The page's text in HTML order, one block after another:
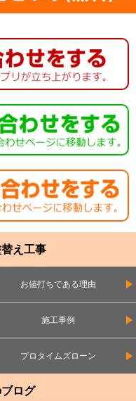
え工事
お値打ちである理由
施工事例
プロタイムズローン
ログ